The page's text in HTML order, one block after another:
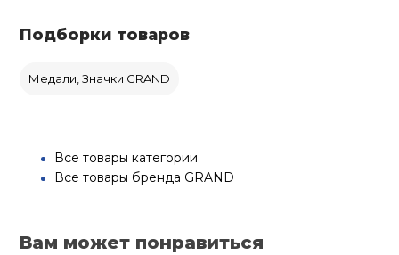
Подборки товаров
Медали, Значки GRAND
Все товары категории
Все товары бренда GRAND
Вам может понравиться